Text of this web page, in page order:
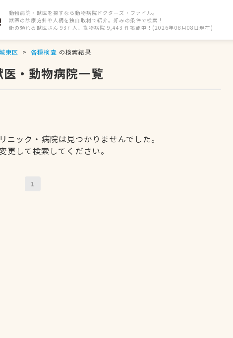
動物病院・獣医を探すなら動物病院ドクターズ・ファイル。
獣医の診療方針や人柄を独自取材で紹介。好みの条件で検索！
街の頼れる獣医さん 937 人、動物病院 9,443 件掲載中！(2026年08月08日現在)
東区 各種検査 の検索結果
・動物病院一覧
ニック・病院は見つかりませんでした。
更して検索してください。
1